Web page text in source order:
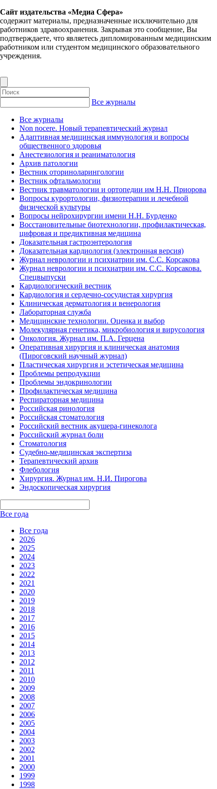
Сайт издательства «Медиа Сфера»
содержит материалы, предназначенные исключительно для
работников здравоохранения. Закрывая это сообщение, Вы
подтверждаете, что являетесь дипломированным медицинским
работником или студентом медицинского образовательного
учреждения.
Все журналы
Все журналы
Non nocere. Новый терапевтический журнал
Адаптивная медицинская иммунология и вопросы
общественного здоровья
Анестезиология и реаниматология
Архив патологии
Вестник оториноларингологии
Вестник офтальмологии
Вестник травматологии и ортопедии им Н.Н. Приорова
Вопросы курортологии, физиотерапии и лечебной
физической культуры
Вопросы нейрохирургии имени Н.Н. Бурденко
Восстановительные биотехнологии, профилактическая,
цифровая и предиктивная медицина
Доказательная гастроэнтерология
Доказательная кардиология (электронная версия)
Журнал неврологии и психиатрии им. С.С. Корсакова
Журнал неврологии и психиатрии им. С.С. Корсакова.
Спецвыпуски
Кардиологический вестник
Кардиология и сердечно-сосудистая хирургия
Клиническая дерматология и венерология
Лабораторная служба
Медицинские технологии. Оценка и выбор
Молекулярная генетика, микробиология и вирусология
Онкология. Журнал им. П.А. Герцена
Оперативная хирургия и клиническая анатомия
(Пироговский научный журнал)
Пластическая хирургия и эстетическая медицина
Проблемы репродукции
Проблемы эндокринологии
Профилактическая медицина
Респираторная медицина
Российская ринология
Российская стоматология
Российский вестник акушера-гинеколога
Российский журнал боли
Стоматология
Судебно-медицинская экспертиза
Терапевтический архив
Флебология
Хирургия. Журнал им. Н.И. Пирогова
Эндоскопическая хирургия
Все года
Все года
2026
2025
2024
2023
2022
2021
2020
2019
2018
2017
2016
2015
2014
2013
2012
2011
2010
2009
2008
2007
2006
2005
2004
2003
2002
2001
2000
1999
1998